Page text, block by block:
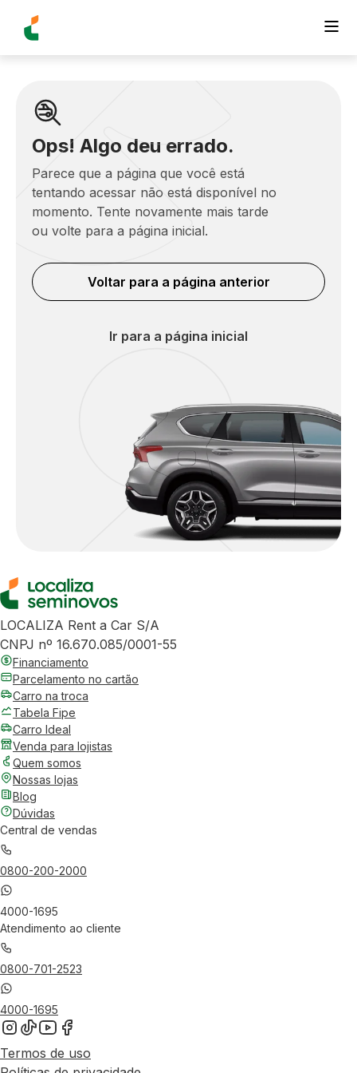
Ops! Algo deu errado.
Parece que a página que você está
tentando acessar não está disponível no
momento. Tente novamente mais tarde
ou volte para a página inicial.
Voltar para a página anterior
Ir para a página inicial
LOCALIZA Rent a Car S/A
CNPJ nº 16.670.085/0001-55
Financiamento
Parcelamento no cartão
Carro na troca
Tabela Fipe
Carro Ideal
Venda para lojistas
Quem somos
Nossas lojas
Blog
Dúvidas
Central de vendas
0800-200-2000
4000-1695
Atendimento ao cliente
0800-701-2523
4000-1695
Termos de uso